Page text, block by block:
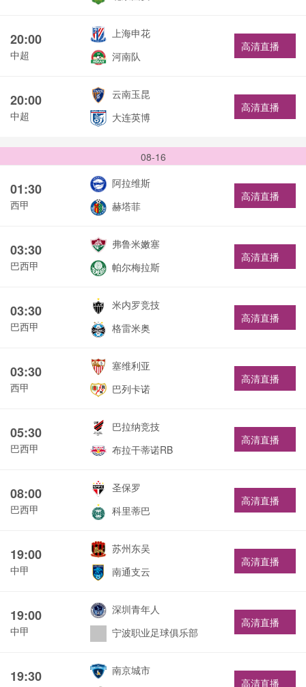
20:00
中超
上海申花
河南队
高清直播
20:00
中超
云南玉昆
大连英博
高清直播
08-16
01:30
西甲
阿拉维斯
赫塔菲
高清直播
03:30
巴西甲
弗鲁米嫩塞
帕尔梅拉斯
高清直播
03:30
巴西甲
米内罗竞技
格雷米奥
高清直播
03:30
西甲
塞维利亚
巴列卡诺
高清直播
05:30
巴西甲
巴拉纳竞技
布拉干蒂诺RB
高清直播
08:00
巴西甲
圣保罗
科里蒂巴
高清直播
19:00
中甲
苏州东吴
南通支云
高清直播
19:00
中甲
深圳青年人
宁波职业足球俱乐部
高清直播
19:30
南京城市
高清直播